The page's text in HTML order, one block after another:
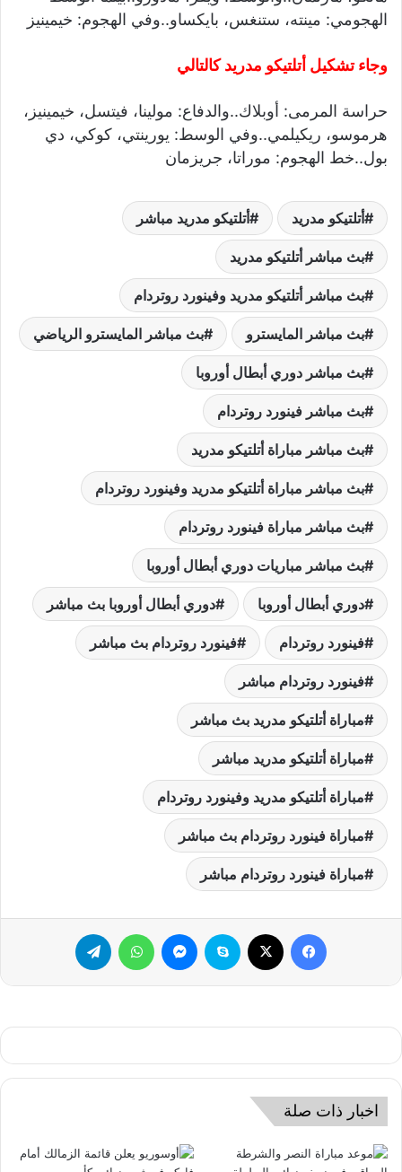
الهجومي: مينته، ستنغس، بايكساو..وفي الهجوم: خيمينيز
وجاء تشكيل أتلتيكو مدريد كالتالي
حراسة المرمى: أوبلاك..والدفاع: مولينا، فيتسل، خيمينيز،
هرموسو، ريكيلمي..وفي الوسط: يورينتي، كوكي، دي
بول..خط الهجوم: موراتا، جريزمان
أتلتيكو مدريد أتلتيكو مدريد مباشر
بث مباشر أتلتيكو مدريد
بث مباشر أتلتيكو مدريد وفينورد روتردام
بث مباشر المايسترو بث مباشر المايسترو الرياضي
بث مباشر دوري أبطال أوروبا
بث مباشر فينورد روتردام
بث مباشر مباراة أتلتيكو مدريد
بث مباشر مباراة أتلتيكو مدريد وفينورد روتردام
بث مباشر مباراة فينورد روتردام
بث مباشر مباريات دوري أبطال أوروبا
دوري أبطال أوروبا دوري أبطال أوروبا بث مباشر
فينورد روتردام فينورد روتردام بث مباشر
فينورد روتردام مباشر
مباراة أتلتيكو مدريد بث مباشر
مباراة أتلتيكو مدريد مباشر
مباراة أتلتيكو مدريد وفينورد روتردام
مباراة فينورد روتردام بث مباشر
مباراة فينورد روتردام مباشر
فيسبوك سكايب ماسنجر واتساب
اخبار ذات صلة